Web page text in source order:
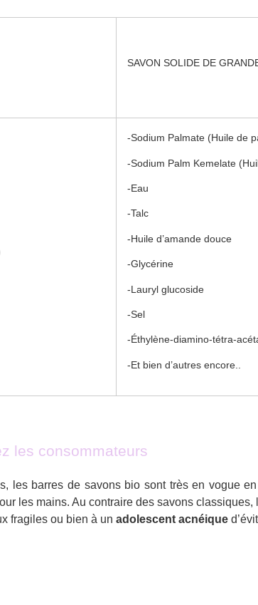
SAVON SOLIDE DE
-Sodium Palmate (Huile de
-Sodium Palm Kemelate
-Eau
-Talc
-Huile d’amande douce
-Glycérine
-Lauryl glucoside
-Sel
-Éthylène-diamino-tétra-
-Et bien d’autres encore..
les consommateurs
les barres de savons bio sont très en vogue
les mains. Au contraire des savons
fragiles ou bien à un adolescent acnéique